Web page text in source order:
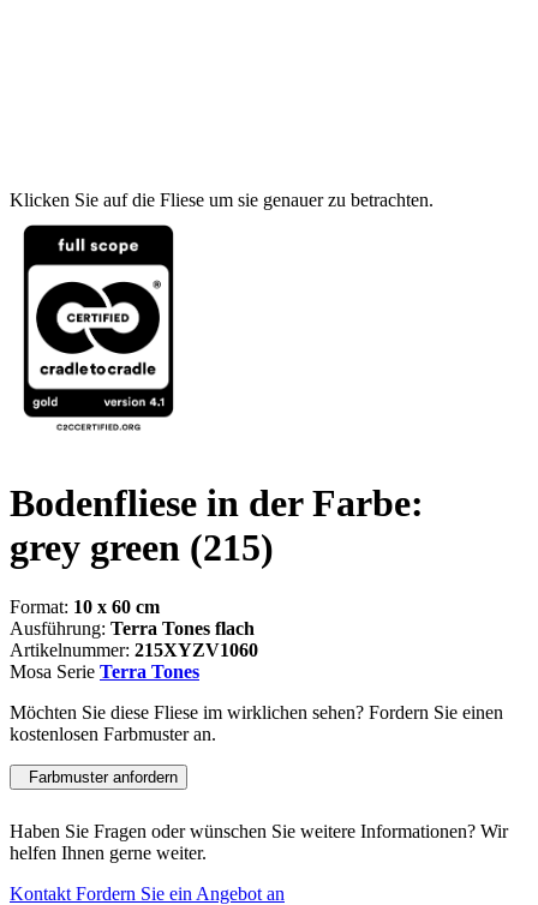
Klicken Sie auf die Fliese um sie genauer zu betrachten.
Bodenfliese in der Farbe:
grey green (215)
Format: 10 x 60 cm
Ausführung: Terra Tones flach
Artikelnummer: 215XYZV1060
Mosa Serie Terra Tones
Möchten Sie diese Fliese im wirklichen sehen? Fordern Sie einen
kostenlosen Farbmuster an.
Farbmuster anfordern
Haben Sie Fragen oder wünschen Sie weitere Informationen? Wir
helfen Ihnen gerne weiter.
Kontakt Fordern Sie ein Angebot an